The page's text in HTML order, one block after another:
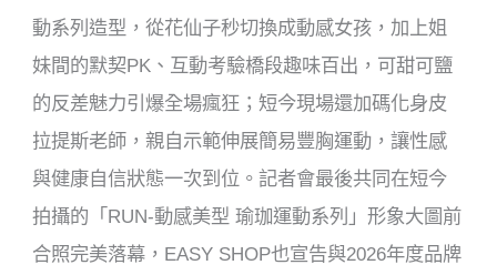
動系列造型，從花仙子秒切換成動感女孩，加上姐
妹間的默契PK、互動考驗橋段趣味百出，可甜可鹽
的反差魅力引爆全場瘋狂；短今現場還加碼化身皮
拉提斯老師，親自示範伸展簡易豐胸運動，讓性感
與健康自信狀態一次到位。記者會最後共同在短今
拍攝的「RUN-動感美型 瑜珈運動系列」形象大圖前
合照完美落幕，EASY SHOP也宣告與2026年度品牌